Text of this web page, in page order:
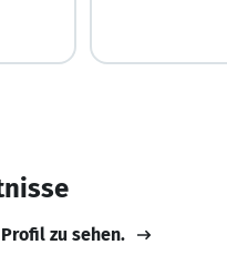
zu sehen.